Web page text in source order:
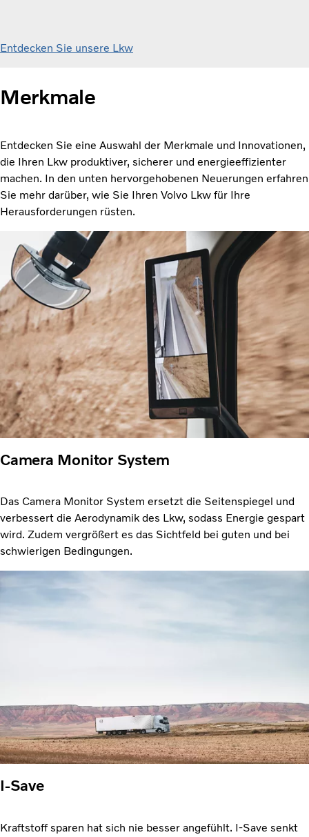
Entdecken Sie unsere Lkw
Merkmale
Entdecken Sie eine Auswahl der Merkmale und Innovationen,
die Ihren Lkw produktiver, sicherer und energieeffizienter
machen. In den unten hervorgehobenen Neuerungen erfahren
Sie mehr darüber, wie Sie Ihren Volvo Lkw für Ihre
Herausforderungen rüsten.
Camera Monitor System
Das Camera Monitor System ersetzt die Seitenspiegel und
verbessert die Aerodynamik des Lkw, sodass Energie gespart
wird. Zudem vergrößert es das Sichtfeld bei guten und bei
schwierigen Bedingungen.
I-Save
Kraftstoff sparen hat sich nie besser angefühlt. I-Save senkt